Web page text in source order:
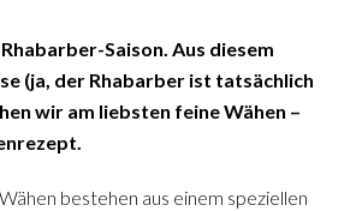
Saison. Aus diesem
(ja, der Rhabarber ist tatsächlich
wir am liebsten feine Wähen –
bestehen aus einem speziellen